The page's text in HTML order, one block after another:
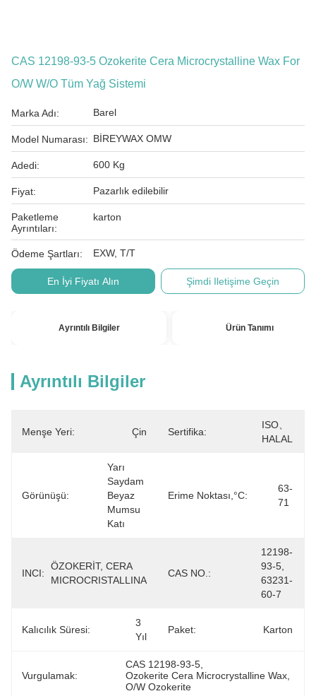
CAS 12198-93-5 Ozokerite Cera Microcrystalline Wax For
O/W W/O Tüm Yağ Sistemi
Marka Adı: Barel
Model Numarası: BİREYWAX OMW
Adedi: 600 Kg
Fiyat: Pazarlık edilebilir
Paketleme
Ayrıntıları:
karton
Ödeme Şartları: EXW, T/T
En İyi Fiyatı Alın Şimdi Iletişime Geçin
Ayrıntılı Bilgiler Ürün Tanımı
Ayrıntılı Bilgiler
Menşe Yeri: Çin Sertifika:
ISO、
HALAL
Görünüşü:
Yarı
Saydam
Beyaz
Mumsu
Katı
Erime Noktası,°C:
63-
71
INCI:
ÖZOKERİT, CERA
MICROCRISTALLINA
CAS NO.:
12198-
93-5,
63231-
60-7
Kalıcılık Süresi:
3
Yıl
Paket: Karton
Vurgulamak:
CAS 12198-93-5
Ozokerite Cera Microcrystalline Wax
O/W Ozokerite